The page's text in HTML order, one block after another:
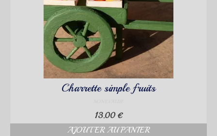
Charrette simple fruits
13.00 €
AJOUTER AU PANIER